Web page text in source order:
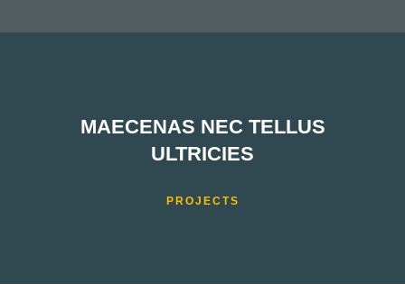
MAECENAS NEC TELLUS
ULTRICIES
PROJECTS